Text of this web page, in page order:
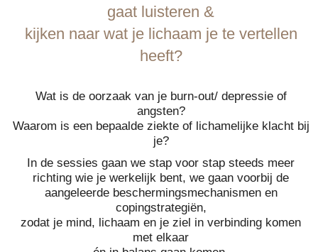
gaat luisteren &
kijken naar wat je lichaam je te vertellen
heeft?
Wat is de oorzaak van je burn-out/ depressie of
angsten?
Waarom is een bepaalde ziekte of lichamelijke klacht bij
je?
In de sessies gaan we stap voor stap steeds meer
richting wie je werkelijk bent, we gaan voorbij de
aangeleerde beschermingsmechanismen en
copingstrategiën,
zodat je mind, lichaam en je ziel in verbinding komen
met elkaar